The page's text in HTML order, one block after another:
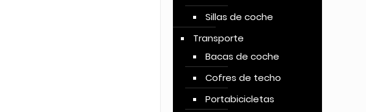
Sillas de coche
Transporte
Bacas de coche
Cofres de techo
Portabicicletas